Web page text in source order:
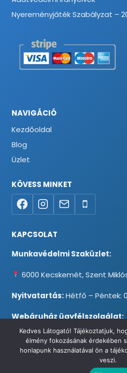
Nyereményjáték Szabályzat –
NAVIGÁCIÓ
Kezdőoldal
Blog
Üzlet
KÖVESS MINKET
KAPCSOLAT
Munkavédelmi Szaküzlet:
6000 Kecskemét, Szent
Nyitvatartás:Hétfő – Péntek:
Webáruház ügyfélszolgálat:
info@testpancel.hu
© 2026 Munkavédelmi és Ruházati
Kedves Látogató! Tájékoztatjuk,
élmény fokozásának érdekében
honlapunk használatával ön a
veszi.